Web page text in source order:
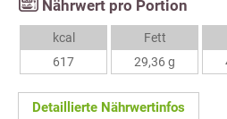
Nährwert pro Portion
kcal
617
Fett
29,36 g
Detaillierte Nährwertinfos